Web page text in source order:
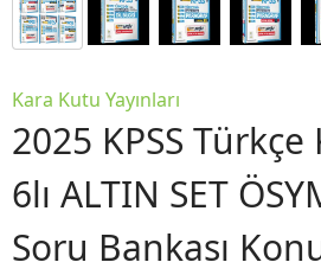
Kara Kutu Yayınları
2025 KPSS
6lı ALTIN SET
Soru Bankası